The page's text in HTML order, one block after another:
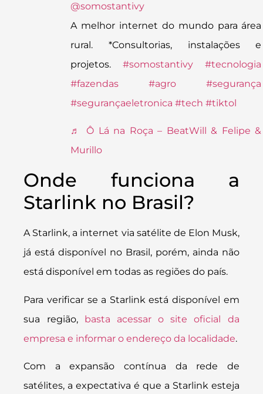
@somostantivy
A melhor internet do mundo para área
rural. *Consultorias, instalações e
projetos.#somostantivy
#tecnologia
#fazendas
#agro
#segurança
#segurançaeletronica #tech #tiktol
♬ Ô Lá na Roça – BeatWill & Felipe &
Murillo
Onde funciona a
Starlink no Brasil?
A Starlink, a internet via satélite de Elon Musk,
já está disponível no Brasil, porém, ainda não
está disponível em todas as regiões do país.
Para verificar se a Starlink está disponível em
sua região, basta acessar o site oficial da
empresa e informar o endereço da localidade.
Com a expansão contínua da rede de
satélites, a expectativa é que a Starlink esteja